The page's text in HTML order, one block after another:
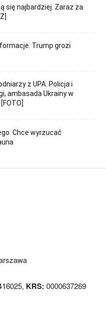
się najbardziej. Zaraz za
Trump grozi
z UPA. Policja i
ambasada Ukrainy w
Chce wyrzucać
KRS: 0000637269